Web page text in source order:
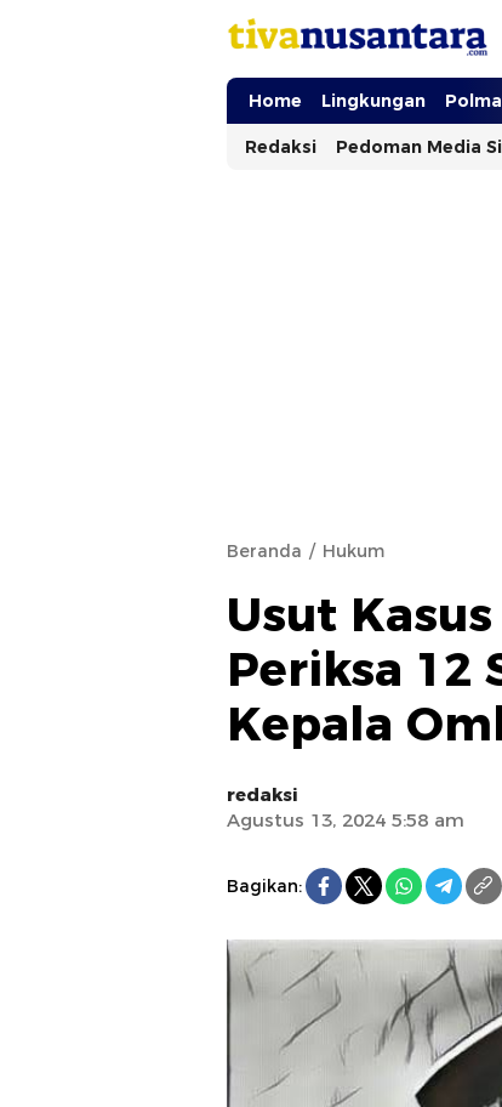
tivanusantara.com
Berita Nusantara
Home Lingkungan
Redaksi Pedoman Media
Beranda Hukum
Usut
Periksa 12
Kepala
redaksi
Agustus 13, 2024 5:58 am
Bagikan: